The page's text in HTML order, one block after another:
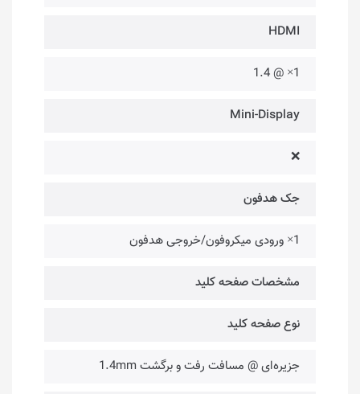
HDMI
1× @ 1.4
Mini-Display
❌
جک هدفون
1× ورودی میکروفون/خروجی هدفون
مشخصات صفحه کلید
نوع صفحه کلید
جزیره‌ای @ مسافت رفت و برگشت 1.4mm